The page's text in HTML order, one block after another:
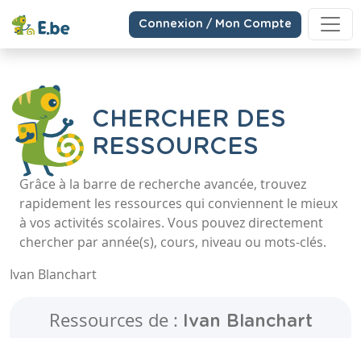
Connexion / Mon Compte
CHERCHER DES
RESSOURCES
Grâce à la barre de recherche avancée, trouvez
rapidement les ressources qui conviennent le mieux
à vos activités scolaires. Vous pouvez directement
chercher par année(s), cours, niveau ou mots-clés.
Ivan Blanchart
Ressources de : Ivan Blanchart